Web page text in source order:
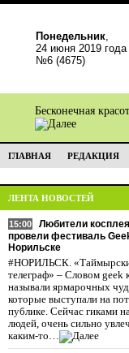
Понедельник,
24 июня 2019 года
№6 (4675)
Бесконечная
ГЛАВНАЯ РЕДАКЦИЯ
ЛЕНТА НОВОСТЕЙ
15:00
Любители косплея
провели фестиваль
Норильске
#НОРИЛЬСК.
телеграф» – Словом geek
называли ярмарочных
которые выступали на
публике. Сейчас гиками
людей, очень сильно
каким-то…